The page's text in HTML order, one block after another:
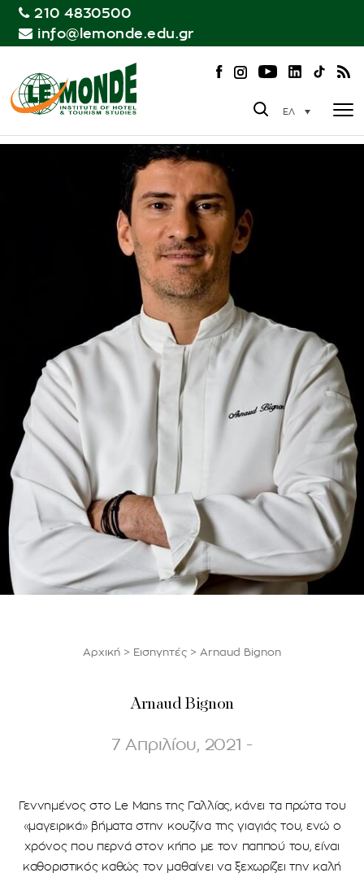
210 4830500
info@lemonde.edu.gr
ΕΛ
Αρχική > Εισηγητές > Arnaud Bignon
Arnaud Bignon
7 Απριλίου, 2021 -
Γεννημένος στο Le Mans της Γαλλίας, κάνει τα πρώτα του
«μαγειρικά» βήματα στην κουζίνα της γιαγιάς του, ενώ ο
χρόνος που περνά στον κήπο με τον παππού του, είναι
καθοριστικός καθώς τον μαθαίνει να ξεχωρίζει την καλή